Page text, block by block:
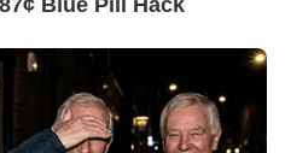
Karier Pedoman Media Siber